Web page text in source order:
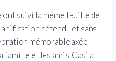
suivi la même feuille de
détendu et sans
mémorable axée
famille et les amis. Casi a